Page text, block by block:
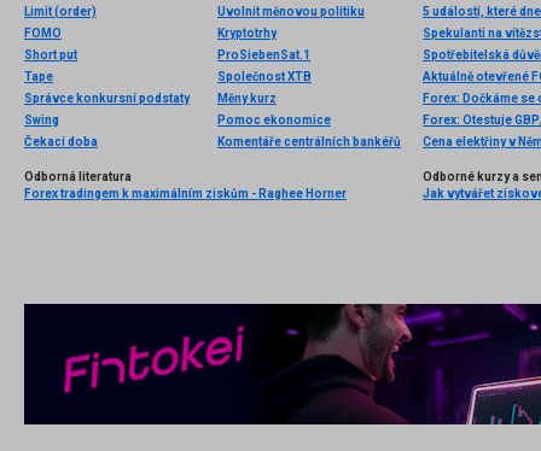
Limit (order)
FOMO
Short put
Tape
Správce konkursní podstaty
Swing
Čekací doba
Uvolnit měnovou politiku
Kryptotrhy
ProSiebenSat.1
Společnost XTB
Měny kurz
Pomoc ekonomice
Komentáře centrálních bankéřů
5 událostí, které
Spekulanti na
Spotřebitelská
Aktuálně otevřené
Forex: Dočkáme se
Forex: Otestuje
Odborná literatura
Forex tradingem k maximálním ziskům - Raghee Horner
Odborné kurzy a
Jak vytvářet